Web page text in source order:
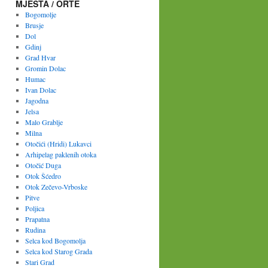
MJESTA / ORTE
Bogomolje
Brusje
Dol
Gdinj
Grad Hvar
Gromin Dolac
Humac
Ivan Dolac
Jagodna
Jelsa
Malo Grablje
Milna
Otočići (Hridi) Lukavci
Arhipelag paklenih otoka
Otočić Duga
Otok Šćedro
Otok Zečevo-Vrboske
Pitve
Poljica
Prapatna
Rudina
Selca kod Bogomolja
Selca kod Starog Grada
Stari Grad